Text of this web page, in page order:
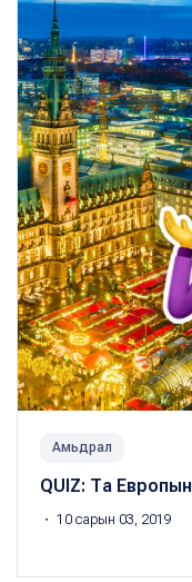
Амьдрал
QUIZ: Та Европын
・ 10 сарын 03, 2019